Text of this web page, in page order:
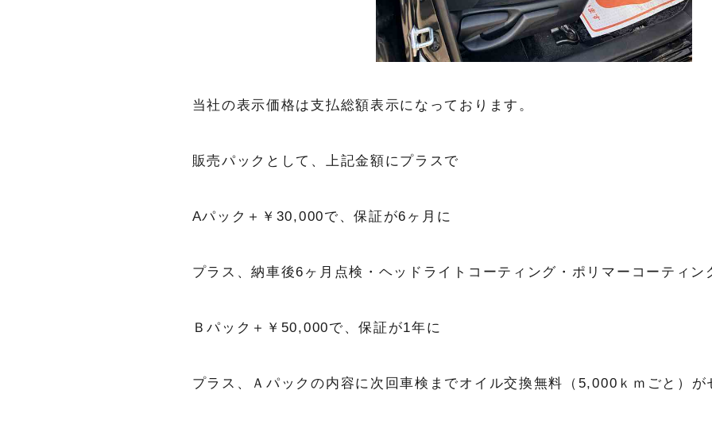
当社の表示価格は支払総額表示になっております。
販売パックとして、上記金額にプラスで
Aパック＋￥30,000で、保証が6ヶ月に
プラス、納車後6ヶ月点検・ヘッドライトコーティング・ポリマーコーティン
Ｂパック＋￥50,000で、保証が1年に
プラス、Ａパックの内容に次回車検までオイル交換無料（5,000ｋｍごと）が